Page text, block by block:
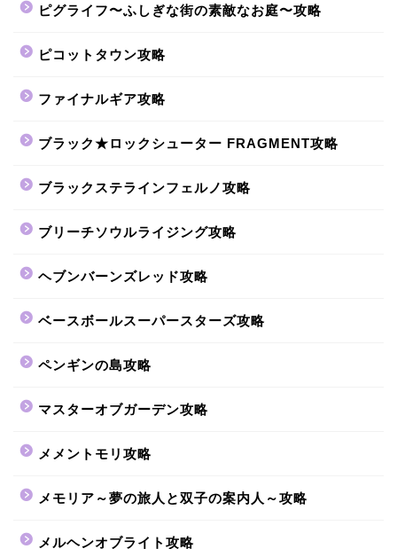
ピグライフ〜ふしぎな街の素敵なお庭〜攻略
ピコットタウン攻略
ファイナルギア攻略
ブラック★ロックシューター FRAGMENT攻略
ブラックステラインフェルノ攻略
ブリーチソウルライジング攻略
ヘブンバーンズレッド攻略
ベースボールスーパースターズ攻略
ペンギンの島攻略
マスターオブガーデン攻略
メメントモリ攻略
メモリア～夢の旅人と双子の案内人～攻略
メルヘンオブライト攻略